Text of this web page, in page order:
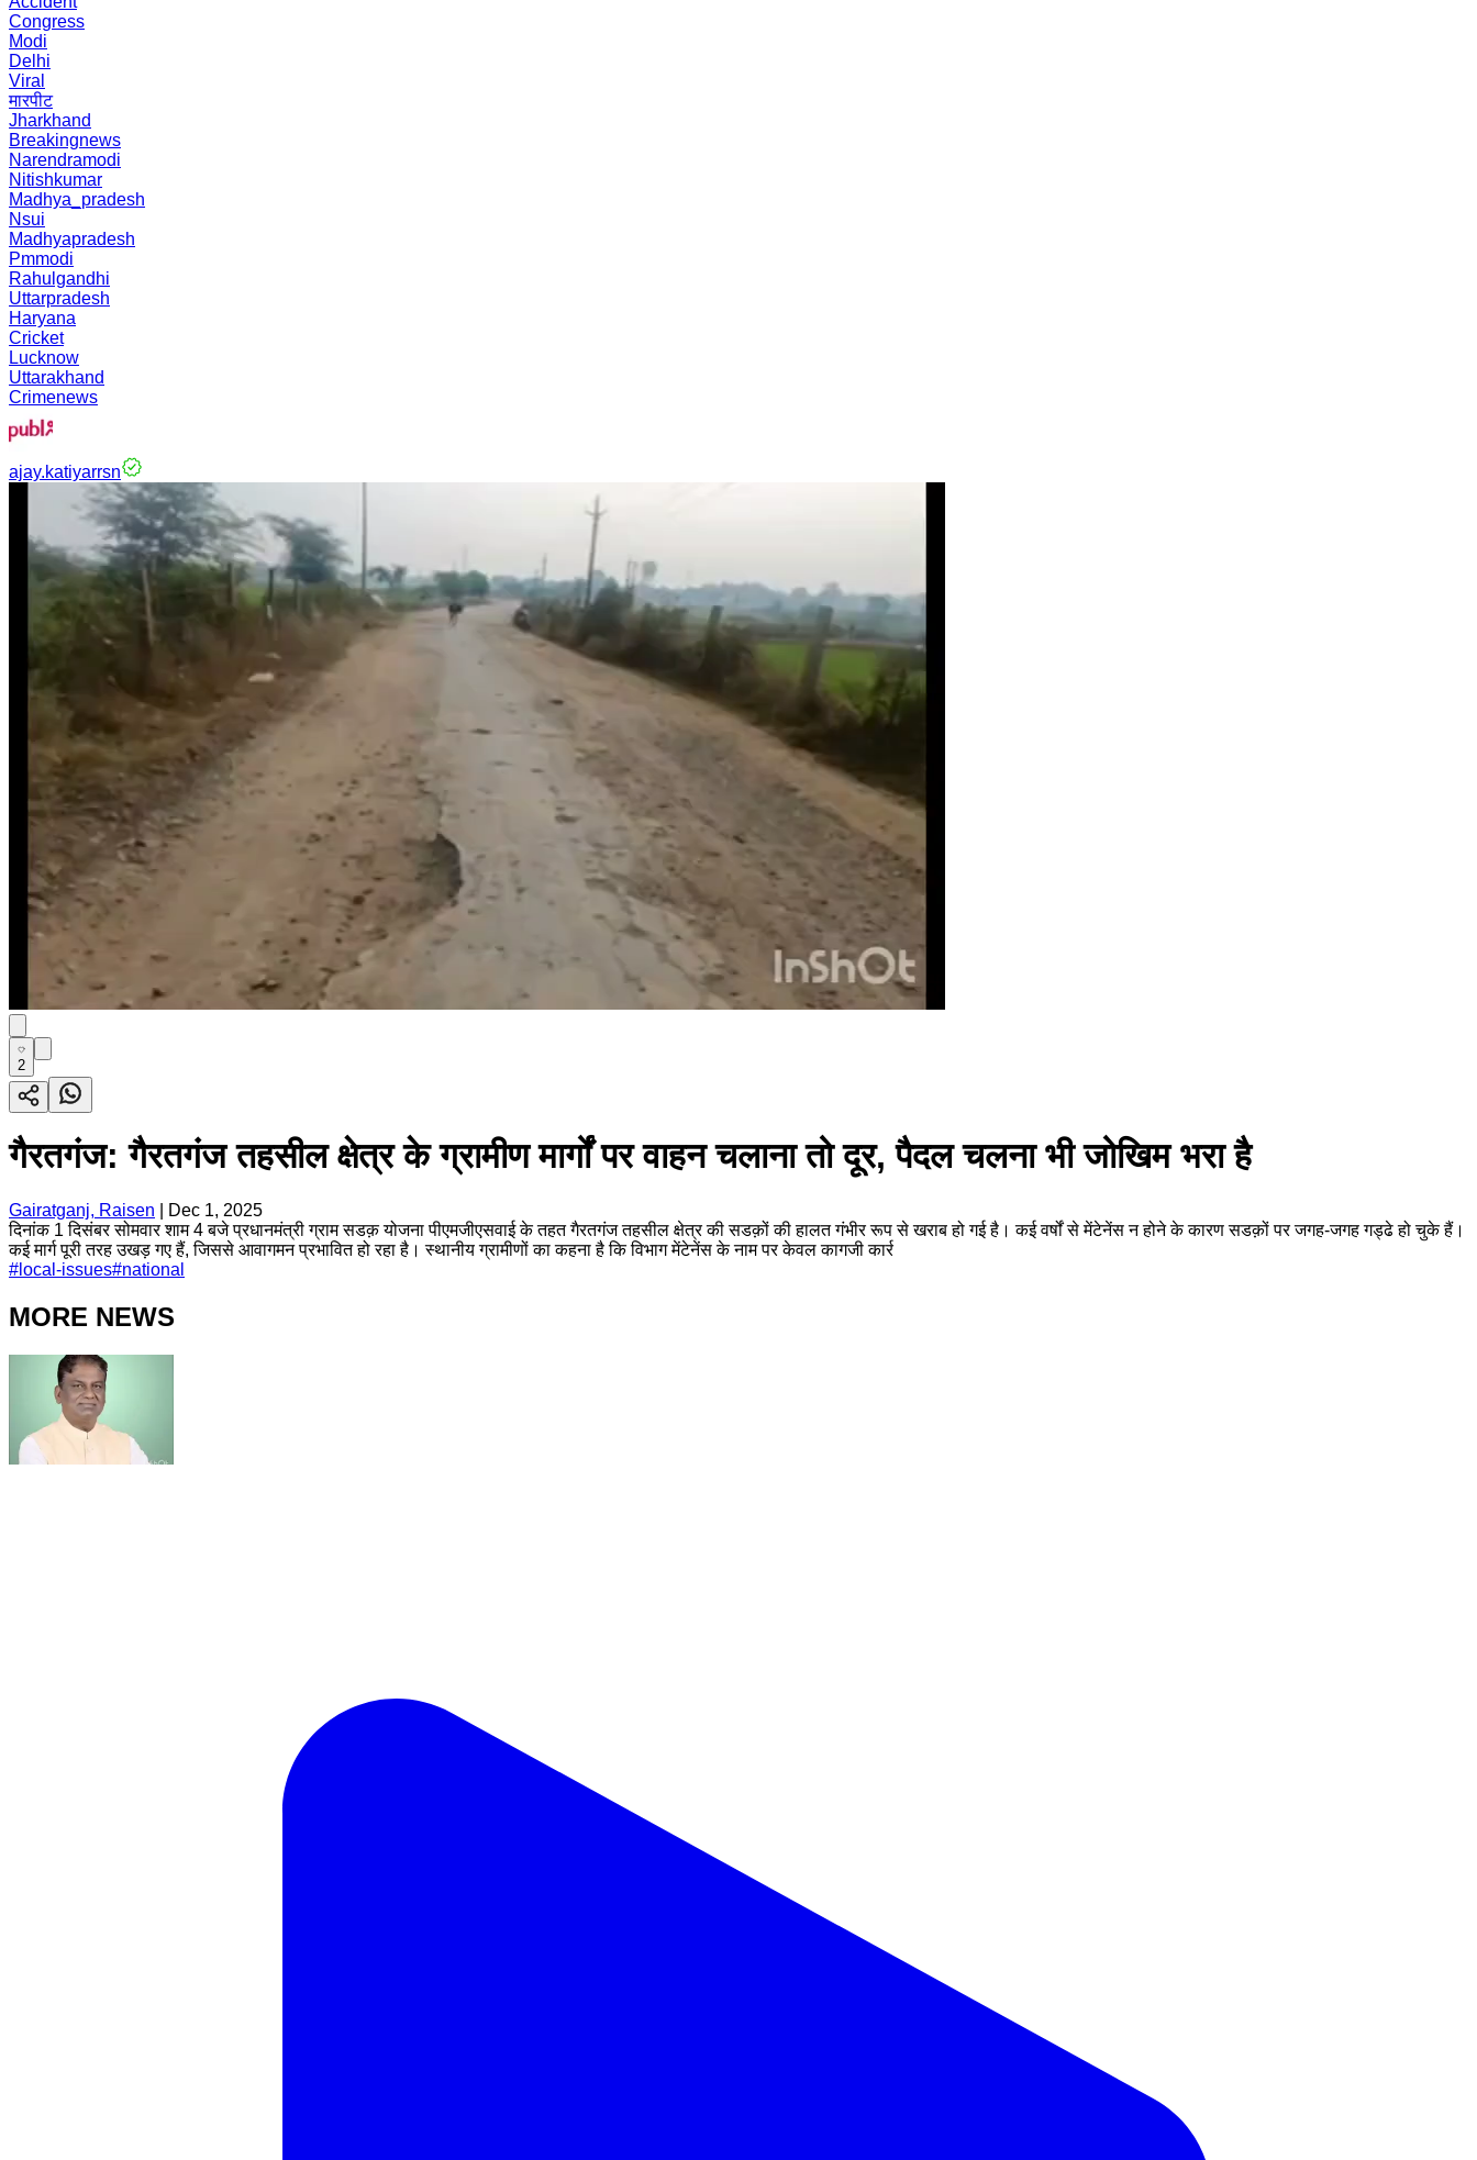
Congress
Modi
Delhi
Viral
मारपीट
Jharkhand
Breakingnews
Narendramodi
Nitishkumar
Madhya_pradesh
Nsui
Madhyapradesh
Pmmodi
Rahulgandhi
Uttarpradesh
Haryana
Cricket
Lucknow
Uttarakhand
Crimenews
ajay.katiyarrsn
2
गैरतगंज: गैरतगंज तहसील क्षेत्र के ग्रामीण मार्गों पर वाहन चलाना तो दूर, पैदल चलना भी जोखिम भरा है
Gairatganj, Raisen
Dec 1, 2025
दिनांक 1 दिसंबर सोमवार शाम 4 बजे प्रधानमंत्री ग्राम सडक़ योजना पीएमजीएसवाई के तहत गैरतगंज तहसील क्षेत्र की सडक़ों की हालत गंभीर रूप से खराब हो गई है। कई वर्षों से मेंटेनेंस न होने के कारण सडक़ों पर जगह-जगह गड्ढे हो चुके हैं।
कई मार्ग पूरी तरह उखड़ गए हैं, जिससे आवागमन प्रभावित हो रहा है। स्थानीय ग्रामीणों का कहना है कि विभाग मेंटेनेंस के नाम पर केवल कागजी कार्र
# local-issues#national
MORE NEWS